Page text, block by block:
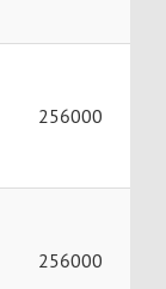
256000
256000